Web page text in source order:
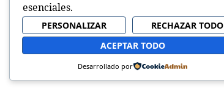
esenciales.
PERSONALIZAR
RECHAZAR TODO
ACEPTAR TODO
Desarrollado por